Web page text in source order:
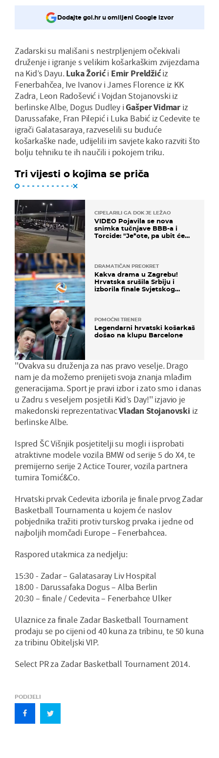
Dodajte gol.hr u omiljeni Google izvor
Zadarski su mališani s nestrpljenjem očekivali
druženje i igranje s velikim košarkaškim zvijezdama
na Kid’s Dayu.Luka Žorići Emir Preldžićiz
Fenerbahčea, Ive Ivanov i James Florence iz KK
Zadra, Leon Radošević i Vojdan Stojanovski iz
berlinske Albe, Dogus Dudley iGašper Vidmar iz
Darussafake, Fran Pilepić i Luka Babić iz Cedevite te
igrači Galatasaraya, razveselili su buduće
košarkaške nade, udijelili im savjete kako razviti što
bolju tehniku te ih naučili i pokojem triku.
Tri vijesti o kojima se priča
CIPELARILI GA DOK JE LEŽAO
VIDEO Pojavila se nova
snimka tučnjave BBB-a i
Torcide: "Je*ote, pa ubit će
DRAMATIČAN PREOKRET
Kakva drama u Zagrebu!
Hrvatska srušila Srbiju i
izborila finale Svjetskog
POMOĆNI TRENER
Legendarni hrvatski košarkaš
došao na klupu Barcelone
''Ovakva su druženja za nas pravo veselje. Drago
nam je da možemo prenijeti svoja znanja mlađim
generacijama. Sport je pravi izbor i zato smo i danas
u Zadru s veseljem posjetili Kid’s Day!'' izjavio je
makedonski reprezentativacVladan Stojanovski iz
berlinske Albe.
Ispred ŠC Višnjik posjetitelji su mogli i isprobati
atraktivne modele vozila BMW od serije 5 do X4, te
premijerno serije 2 Actice Tourer, vozila partnera
turnira Tomić&Co.
Hrvatski prvak Cedevita izborila je finale prvog Zadar
Basketball Tournamenta u kojem će naslov
pobjednika tražiti protiv turskog prvaka i jedne od
najboljih momčadi Europe – Fenerbahcea.
Raspored utakmica za nedjelju:
15:30 - Zadar – Galatasaray Liv Hospital
18:00 - Darussafaka Dogus – Alba Berlin
20:30 – finale / Cedevita – Fenerbahce Ulker
Ulaznice za finale Zadar Basketball Tournament
prodaju se po cijeni od 40 kuna za tribinu, te 50 kuna
za tribinu Obiteljski VIP.
Select PR za Zadar Basketball Tournament 2014.
PODIJELI